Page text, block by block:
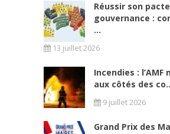
Réussir son
gouvernance :
...
13 juillet 2026
Incendies : l’AMF
aux côtés des
9 juillet 2026
Grand Prix des